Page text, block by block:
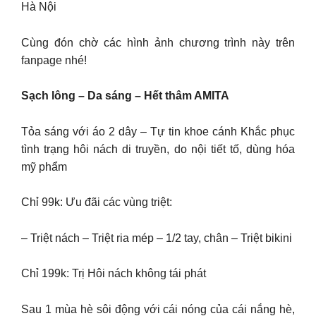
Hà Nội
Cùng đón chờ các hình ảnh chương trình này trên
fanpage nhé!
Sạch lông – Da sáng – Hết thâm AMITA
Tỏa sáng với áo 2 dây – Tự tin khoe cánh Khắc phục
tình trạng hôi nách di truyền, do nội tiết tố, dùng hóa
mỹ phẩm
Chỉ 99k: Ưu đãi các vùng triệt:
– Triệt nách – Triệt ria mép – 1/2 tay, chân – Triệt bikini
Chỉ 199k: Trị Hôi nách không tái phát
Sau 1 mùa hè sôi động với cái nóng của cái nắng hè,